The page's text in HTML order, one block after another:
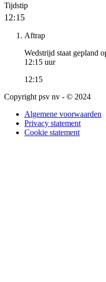
Tijdstip
12:15
Aftrap
Wedstrijd staat gepland
12:15 uur
12:15
Copyright psv nv - © 2024
Algemene voorwaarden
Privacy statement
Cookie statement